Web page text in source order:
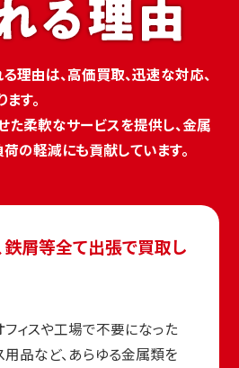
理由は、高価買取、迅速な対応、
す。
柔軟なサービスを提供し、金属
の軽減にも貢献しています。
鉄屑等全て出張で買取し
フィスや工場で不要になった
用品など、あらゆる金属類を